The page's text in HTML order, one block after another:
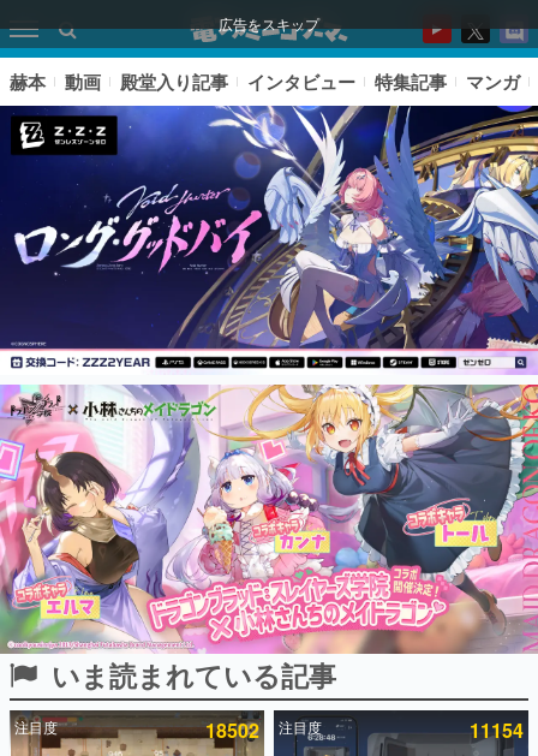
広告をスキップ
ピックアップ
電ファミのいま読まれている記事ランキング
アプリセール情報
インタビュー
連載・特集一覧
殿堂入り記事
SNS拡散数が数千以上！ ページビュー数万以上！ などな
ど。多くの人々に読まれた、電ファミ渾身の“殿堂入り”記
事をまとめました。
赫本 動画 殿堂入り記事 インタビュー 特集記事 マンガ
いま読まれている記事
注目度 18502 注目度 11154